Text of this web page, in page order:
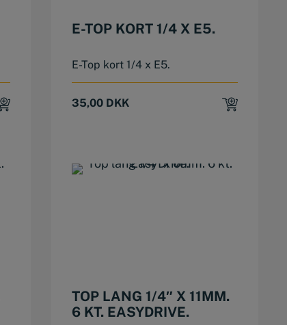
E-TOP KORT 1/4 X E5.
E-Top kort 1/4 x E5.
35,00 DKK
TOP LANG 1/4″ X 11MM.
6 KT. EASYDRIVE.